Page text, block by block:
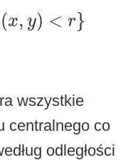
(x, y) < r}
x <
wszystkie
centralnego co
odległości